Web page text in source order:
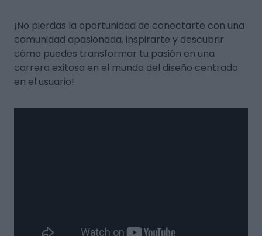
¡No pierdas la oportunidad de conectarte con una
comunidad apasionada, inspirarte y descubrir
cómo puedes transformar tu pasión en una
carrera exitosa en el mundo del diseño centrado
en el usuario!